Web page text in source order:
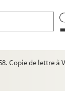
Copie de lettre
de lettre à
de lettre à
Copie de lettre à